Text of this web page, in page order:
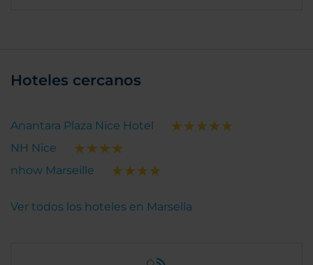
Hoteles cercanos
Anantara Plaza Nice Hotel
NH Nice
nhow Marseille
Ver todos los hoteles en Marsella